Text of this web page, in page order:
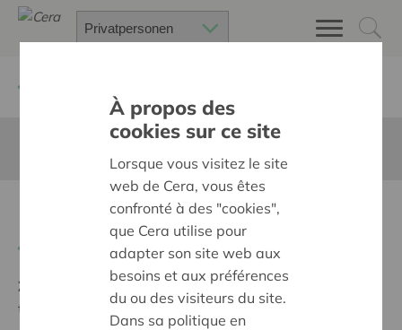
Bakken vol Chiroplezier!
Ziel:
Des quartiers chaleureux et bienveillants pour
tous
À propos des
cookies sur ce site
Lorsque vous visitez le site
web de Cera, vous êtes
confronté à des "cookies",
que Cera utilise pour
adapter son site web aux
besoins et aux préférences
du ou des visiteurs du site.
Dans sa politique en